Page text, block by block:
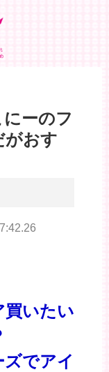
にーのフ
がおす
買いたい
でアイ